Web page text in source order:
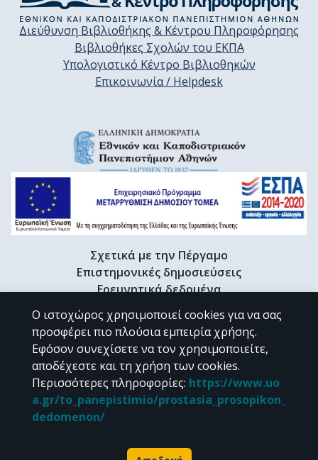
Διεύθυνση Βιβλιοθήκης & Κέντρου Πληροφόρησης
Βιβλιοθήκες Σχολών του ΕΚΠΑ
Υπολογιστικό Κέντρο Βιβλιοθηκών
Επικοινωνία / Helpdesk
Σχετικά με την Πέργαμο
Επιστημονικές δημοσιεύσεις
Ερευνητικά δεδομένα
Διδακτορικές διατριβές & Γκρίζα βιβλιογραφία
Προφίλ Ερευνητή
CC BY-NC 4.0
Εκτός αν αναφέρεται διαφορετικά, το υλικό της "Περγάμου" διατίθεται
Powered by
Ο ιστοχώρος χρησιμοποιεί cookies για να σας
προσφέρει πιο πλούσια εμπειρία χρήσης.
Εφόσον συνεχίσετε να τον χρησιμοποιείτε,
αποδέχεστε και τη χρήση των cookies.
Περισσότερες πληροφορίες: https://www.uo
a.gr/to_panepistimio/prostasia_prosopikon_
dedomenon/